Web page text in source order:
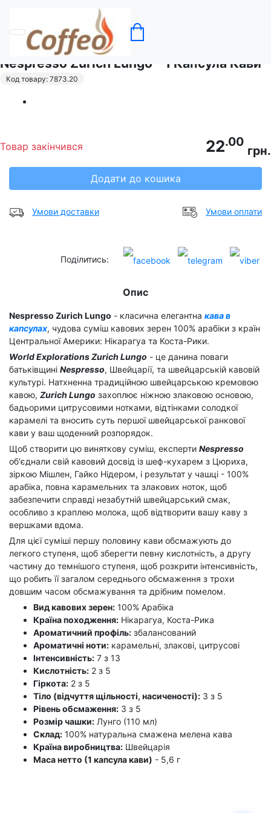
Кава в капсулах Nespresso
Nespresso Zurich Lungo - 1 Капсула Кави
Код товару: 7873.20
Товар закінчився 22.00
грн.
Додати до кошика
Умови доставки Умови оплати
Поділитись:
Опис
Nespresso Zurich Lungo - класична елегантна кава в
капсулах, чудова суміш кавових зерен 100% арабіки з країн
Центральної Америки: Нікарагуа та Коста-Рики.
World Explorations Zurich Lungo - це данина поваги
батьківщині Nespresso, Швейцарії, та швейцарській кавовій
культурі. Натхненна традиційною швейцарською кремовою
кавою, Zurich Lungo захоплює ніжною злаковою основою,
бадьорими цитрусовими нотками, відтінками солодкої
карамелі та вносить суть першої швейцарської ранкової
кави у ваш щоденний розпорядок.
Щоб створити цю виняткову суміш, експерти Nespresso
об'єднали свій кавовий досвід із шеф-кухарем з Цюриха,
зіркою Мішлен, Гайко Нідером, і результат у чашці - 100%
арабіка, повна карамельних та злакових ноток, щоб
забезпечити справді незабутній швейцарський смак,
особливо з краплею молока, щоб відтворити вашу каву з
вершками вдома.
Для цієї суміші першу половину кави обсмажують до
легкого ступеня, щоб зберегти певну кислотність, а другу
частину до темнішого ступеня, щоб розкрити інтенсивність,
що робить її загалом середнього обсмаження з трохи
довшим часом обсмажування та дрібним помелом.
Вид кавових зерен: 100% Арабіка
Країна походження: Нікарагуа, Коста-Рика
Ароматичний профіль: збалансований
Ароматичні ноти: карамельні, злакові, цитрусові
Інтенсивність: 7 з 13
Кислотність: 2 з 5
Гіркота: 2 з 5
Тіло (відчуття щільності, насиченості): 3 з 5
Рівень обсмаження: 3 з 5
Розмір чашки: Лунго (110 мл)
Склад: 100% натуральна смажена мелена кава
Країна виробництва: Швейцарія
Маса нетто (1 капсула кави) - 5,6 г